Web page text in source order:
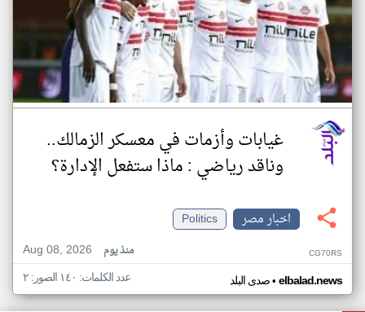
غيابات وأزمات في معسكر الزمالك..
وناقد رياضي : ماذا ستفعل الإدارة؟
اخبار مصر
Politics
Aug 08, 2026
منذ يوم CG70RS
صدى البلد• elbalad.news عدد الكلمات: ١٤٠ الصور: ٢